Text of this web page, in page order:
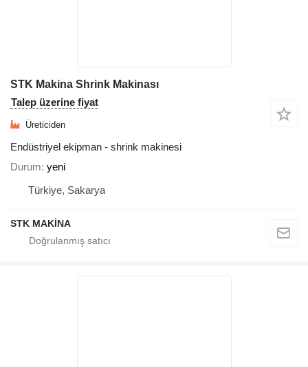
STK Makina Shrink Makinası
Talep üzerine fiyat
Üreticiden
Endüstriyel ekipman - shrink makinesi
Durum yeni
Türkiye, Sakarya
STK MAKİNA